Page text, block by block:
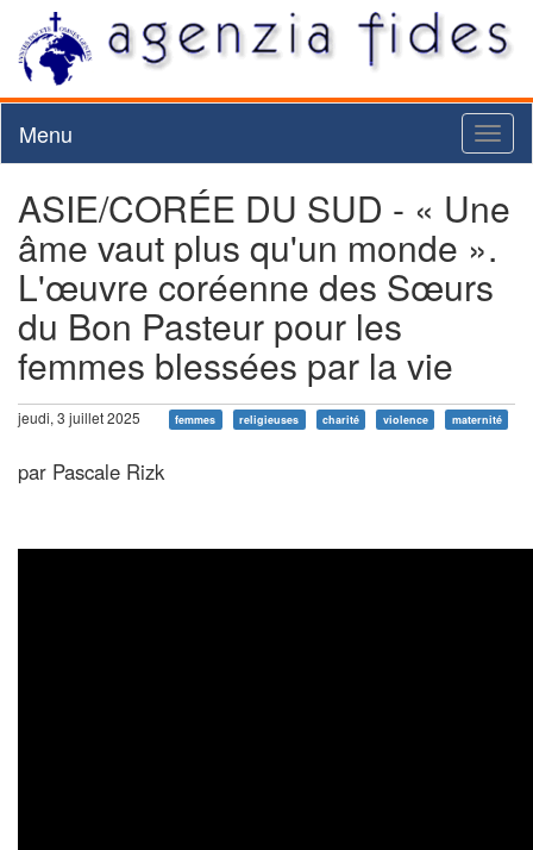
Menu
ASIE/CORÉE DU SUD - « Une
âme vaut plus qu'un monde ».
L'œuvre coréenne des Sœurs
du Bon Pasteur pour les
femmes blessées par la vie
jeudi, 3 juillet 2025 femmes religieuses charité violence maternité
par Pascale Rizk